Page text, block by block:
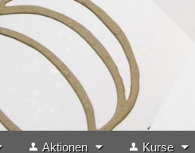
Aktionen Kurse